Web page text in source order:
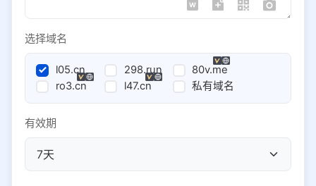
选择域名
l05.cn 298.run
80v.me
ro3.cn
l47.cn 私有域名
有效期